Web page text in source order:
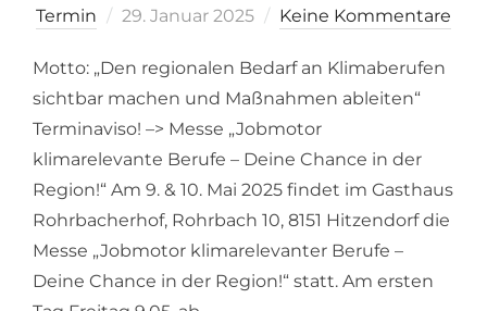
Termin
Veröffentlicht
29. Januar 2025 Keine Kommentare
Motto: „Den regionalen Bedarf an Klimaberufen
sichtbar machen und Maßnahmen ableiten“
Terminaviso! –> Messe „Jobmotor
klimarelevante Berufe – Deine Chance in der
Region!“ Am 9. & 10. Mai 2025 findet im Gasthaus
Rohrbacherhof, Rohrbach 10, 8151 Hitzendorf die
Messe „Jobmotor klimarelevanter Berufe –
Deine Chance in der Region!“ statt. Am ersten